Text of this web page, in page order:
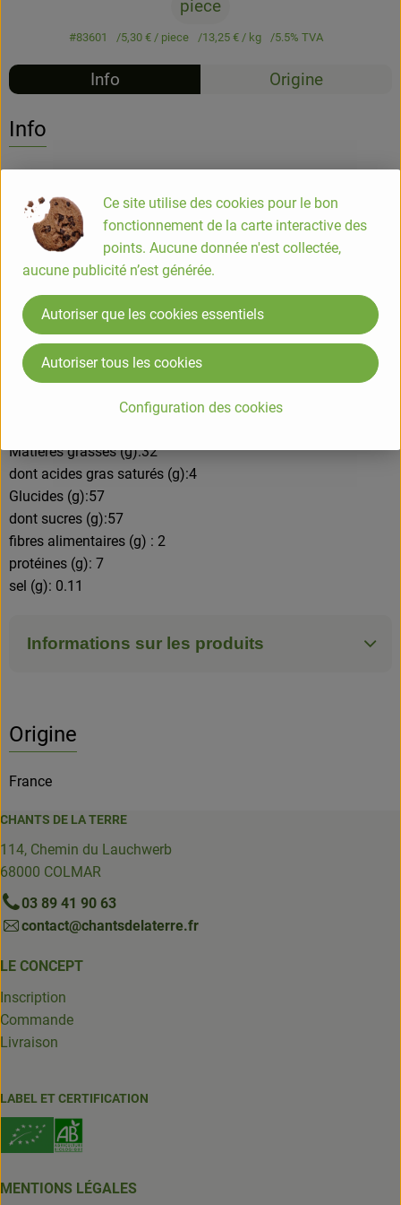
piece
#83601 5,30 € / piece 13,25 € / kg 5.5% TVA
Info Origine
Info
Sucre*, noisette* (origine UE) 16%, huile de colza*, poudre de
lait écrémé*, chocolat blanc* 8,6% (sucre*, beurre de cacao*,
lait en poudre*, arôme naturel de vanille*), émulsifiant :
lécithine de tournesol*. (*Ingrédients issus de l'agriculture
ALLERGENE
Lait et produits laitiers, fruits à coques et dérivés
Valeurs nutritionnelles pour 100g
Matières grasses (g):32
dont acides gras saturés (g):4
Glucides (g):57
dont sucres (g):57
fibres alimentaires (g) : 2
protéines (g): 7
sel (g): 0.11
Informations sur les produits
Origine
France
CHANTS DE LA TERRE
114, Chemin du Lauchwerb
68000 COLMAR
03 89 41 90 63
contact@chantsdelaterre.fr
LE CONCEPT
Inscription
Commande
Livraison
LABEL ET CERTIFICATION
MENTIONS LÉGALES
Ce site utilise des cookies pour le bon
fonctionnement de la carte interactive des
points. Aucune donnée n'est collectée,
aucune publicité n’est générée.
Configuration des cookies
Autoriser que les cookies essentiels
Autoriser tous les cookies